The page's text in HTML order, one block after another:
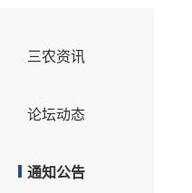
三农资讯
论坛动态
通知公告